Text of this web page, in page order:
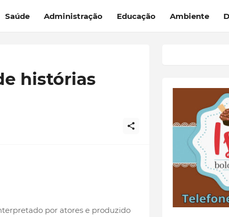
Saúde Administração Educação Ambiente
histórias
por atores e produzido